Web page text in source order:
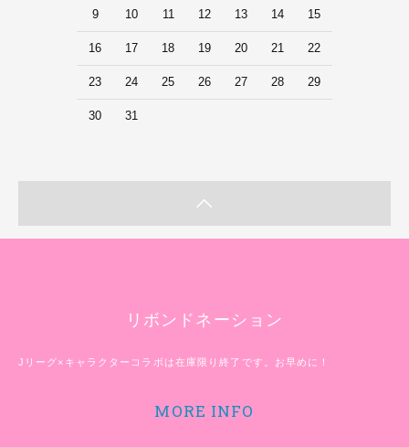
9 10 11 12 13 14 15
16 17 18 19 20 21 22
23 24 25 26 27 28 29
30 31
リボンドネーション
Jリーグ×キャラクターコラボは在庫限り終了です。お早めに！
MORE INFO